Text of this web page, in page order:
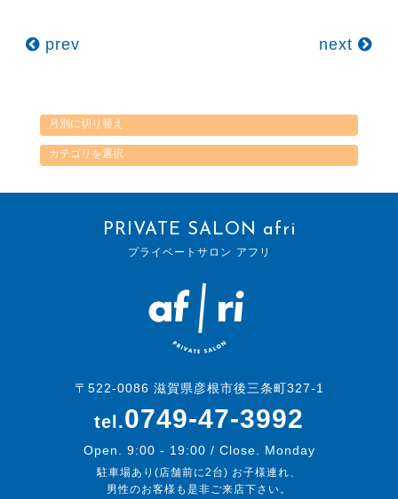
prev next
PRIVATE SALON afri
プライベートサロン アフリ
〒522-0086 滋賀県彦根市後三条町327-1
tel.0749-47-3992
Open. 9:00 - 19:00 / Close. Monday
駐車場あり(店舗前に2台) お子様連れ、
男性のお客様も是非ご来店下さい。